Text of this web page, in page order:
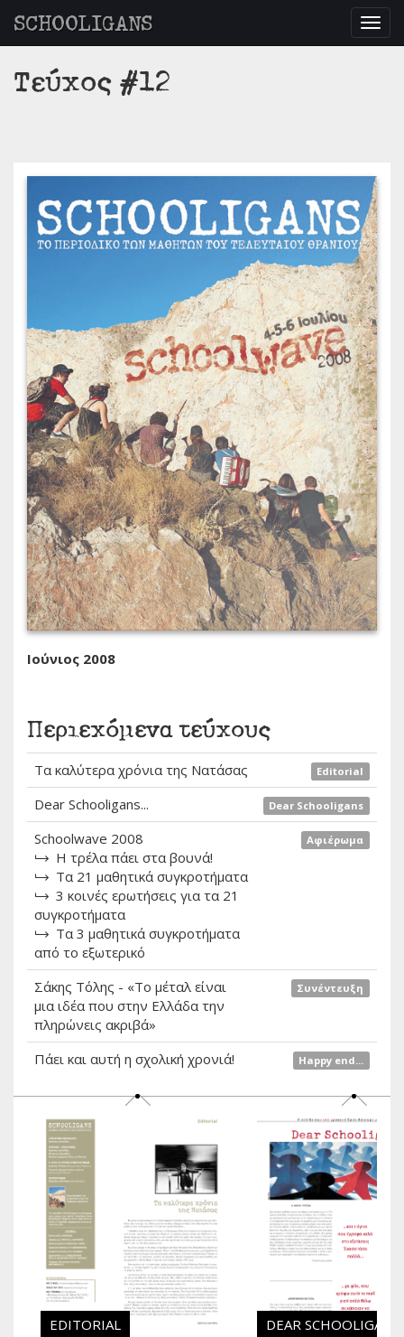
SCHOOLIGANS
Τεύχος #12
Ιούνιος 2008
Περιεχόμενα τεύχους
Τα καλύτερα χρόνια της Νατάσας Editorial
Dear Schooligans... Dear Schooligans
Schoolwave 2008
3 κοινές ερωτήσεις για τα 21
συγκροτήματα
Η τρέλα πάει στα βουνά!
Τα 3 μαθητικά συγκροτήματα
από το εξωτερικό
Τα 21 μαθητικά συγκροτήματα
Αφιέρωμα
Σάκης Τόλης - «Το μέταλ είναι
μια ιδέα που στην Ελλάδα την
πληρώνεις ακριβά»
Συνέντευξη
Πάει και αυτή η σχολική χρονιά! Happy end...
EDITORIAL DEAR SCHOOLIGANS